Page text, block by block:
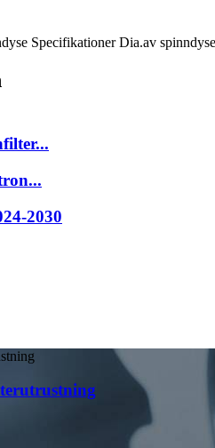
Specifikationer Dia.av
2030